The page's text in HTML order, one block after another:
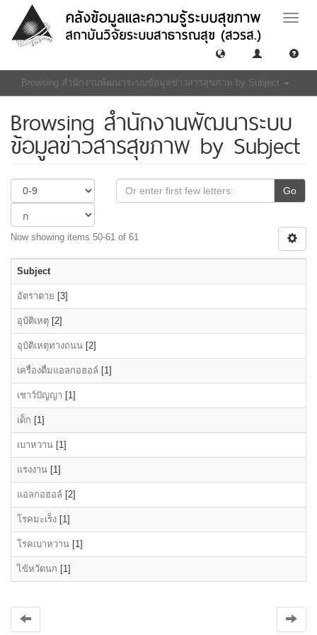
Toggle
Browsing สำนักงานพัฒนาระบบข้อมูลข่าวสารสุขภาพ by Subject
Browsing สำนักงานพัฒนาระบบ
ข้อมูลข่าวสารสุขภาพ by Subject
Go
Now showing items 50-61 of 61
Subject
อัตราตาย [3]
อุบัติเหตุ [2]
อุบัติเหตุทางถนน [2]
เครื่องดื่มแอลกอฮอล์ [1]
เชาว์ปัญญา [1]
เด็ก [1]
เบาหวาน [1]
แรงงาน [1]
แอลกอฮอล์ [2]
โรคมะเร็ง [1]
โรคเบาหวาน [1]
ไข้หวัดนก [1]